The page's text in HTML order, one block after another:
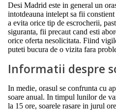
Desi Madrid este in general un
intotdeauna intelept sa fii
a evita orice tip de escrocherii,
siguranta, fii precaut cand esti
orice oferta nesolicitata. Fiind
puteti bucura de o vizita fara
Informatii despre
In medie, orasul se confrunta cu
soare anual. In timpul lunilor de
la 15 ore, soarele rasare in jurul